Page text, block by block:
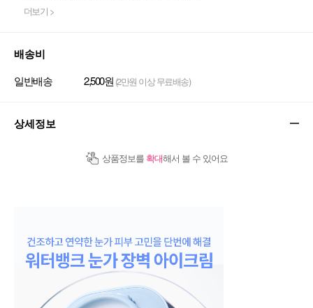
더보기 >
배송비
일반배송 2,500원 (2만원 이상 무료배송)
상세정보
상품정보를 확대해서 볼 수 있어요